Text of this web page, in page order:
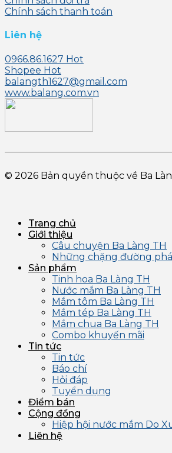
Chính sách thanh toán
Liên hệ
0966.86.1627
Shopee
balangth1627@gmail.com
www.balang.com.vn
© 2026 Bản quyền thuộc về Ba
Trang chủ
Giới thiệu
Câu chuyện Ba Làng TH
Những chặng đường
Sản phẩm
Tinh hoa Ba Làng TH
Nước mắm Ba Làng TH
Mắm tôm Ba Làng TH
Mắm tép Ba Làng TH
Mắm chua Ba Làng TH
Combo khuyến mãi
Tin tức
Tin tức
Báo chí
Hỏi đáp
Tuyển dụng
Điểm bán
Cộng đồng
Hiệp hội nước mắm Do
Liên hệ